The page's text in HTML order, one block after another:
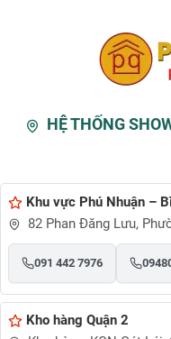
HỆ THỐNG
Khu vực Phú Nhuận –
82 Phan Đăng Lưu,
091 442 7976
Kho hàng Quận 2